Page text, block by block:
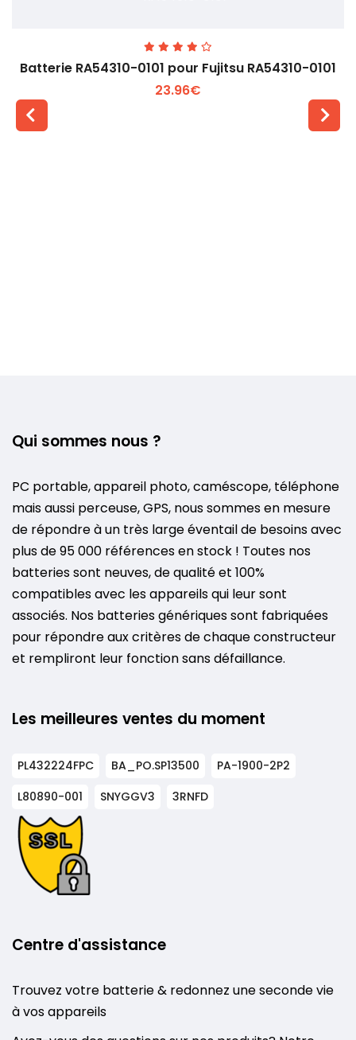
Batterie RA54310-0101 pour Fujitsu RA54310-0101
23.96€
Qui sommes nous ?
PC portable, appareil photo, caméscope, téléphone
mais aussi perceuse, GPS, nous sommes en mesure
de répondre à un très large éventail de besoins avec
plus de 95 000 références en stock ! Toutes nos
batteries sont neuves, de qualité et 100%
compatibles avec les appareils qui leur sont
associés. Nos batteries génériques sont fabriquées
pour répondre aux critères de chaque constructeur
et rempliront leur fonction sans défaillance.
Les meilleures ventes du moment
PL432224FPC BA_PO.SP13500
PA-1900-2P2
L80890-001
SNYGGV3 3RNFD
Centre d'assistance
Trouvez votre batterie & redonnez une seconde vie
à vos appareils